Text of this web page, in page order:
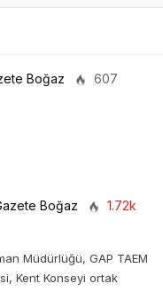
Boğaz 607
Boğaz 1.72k
Müdürlüğü, GAP TAEM
Kent Konseyi ortak